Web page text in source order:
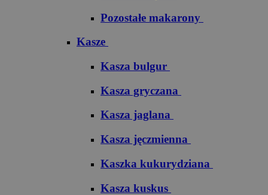
Pozostałe makarony
Kasze
Kasza bulgur
Kasza gryczana
Kasza jaglana
Kasza jęczmienna
Kaszka kukurydziana
Kasza kuskus